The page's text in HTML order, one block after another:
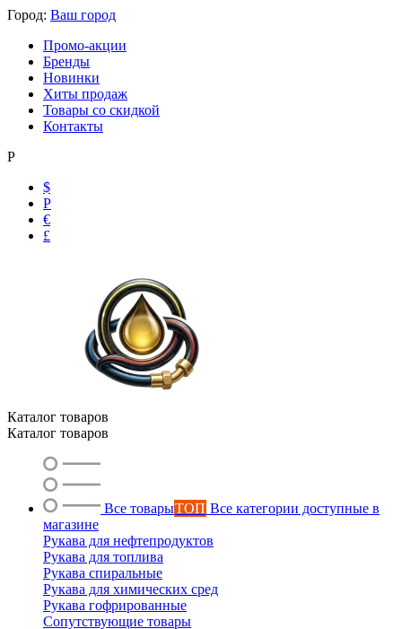
Город: Ваш город
Промо-акции
Бренды
Новинки
Хиты продаж
Товары со скидкой
Контакты
Р
$
Р
€
£
Каталог товаров
Каталог товаров
Все товарыТОП Все категории доступные в
магазине
Рукава для нефтепродуктов
Рукава для топлива
Рукава спиральные
Рукава для химических сред
Рукава гофрированные
Сопутствующие товары
Ольга
Маслобензостойкие рукава